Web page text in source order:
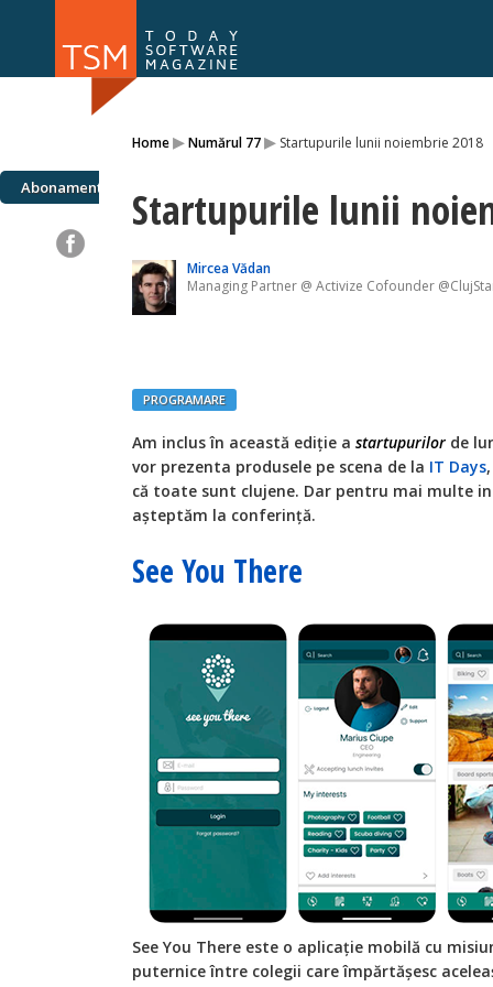
Home▸Numărul 77▸ Startupurile lunii noiembrie 2018
Abonamente Startupurile lunii
Mircea Vădan
Managing Partner @ Activize Cofounder
PROGRAMARE
Am inclus în această ediție a startupurilor de
vor prezenta produsele pe scena de la IT Days
că toate sunt clujene. Dar pentru mai multe
așteptăm la conferință.
See You There
See You There este o aplicație mobilă cu
puternice între colegii care împărtășesc